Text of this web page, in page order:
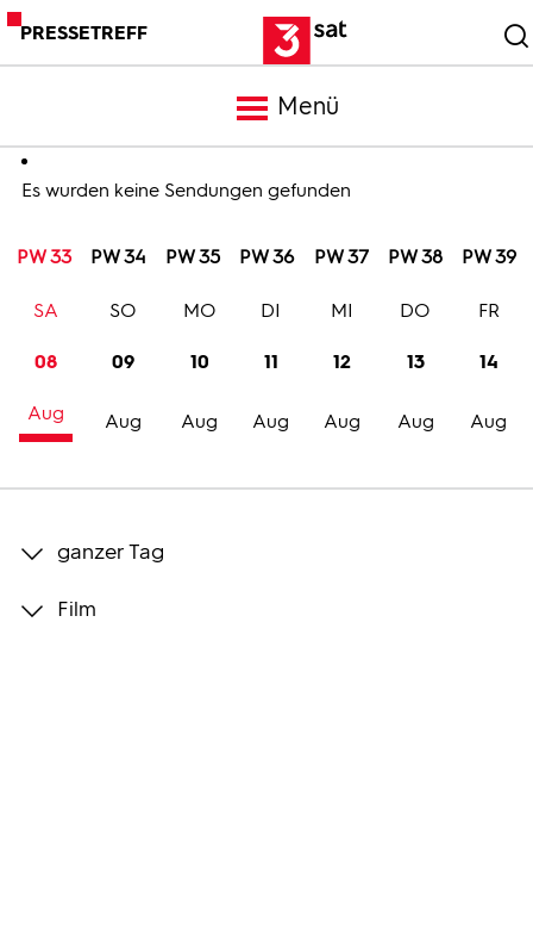
PRESSETREFF
Menü
Meldungen
Programm
Trailer
Bilder
Es wurden keine Sendungen gefunden
PW 33 PW 34 PW 35 PW 36 PW 37 PW 38 PW 39
08
Aug
SA
09
Aug
SO
10
Aug
MO
11
Aug
DI
12
Aug
MI
13
Aug
DO
14
Aug
FR
ganzer Tag
Film